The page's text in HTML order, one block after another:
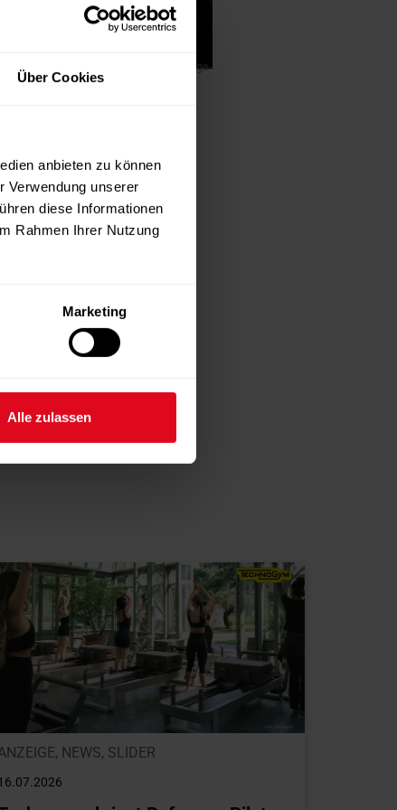
Über Cookies
anbieten zu können
Verwendung unserer
diese Informationen
Rahmen Ihrer Nutzung
Marketing
Alle zulassen
-Anzeige-
, NEWS, SLIDER